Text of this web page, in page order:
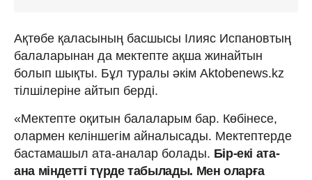
Ақтөбе қаласының басшысы Ілияс Испановтың
балаларынан да мектепте ақша жинайтын
болып шықты. Бұл туралы әкім Aktobenews.kz
тілшілеріне айтып берді.
«Мектепте оқитын балаларым бар. Көбінесе,
олармен келіншегім айналысады. Мектептерде
бастамашыл ата-аналар болады. Бір-екі ата-
ана міндетті түрде табылады. Мен оларға